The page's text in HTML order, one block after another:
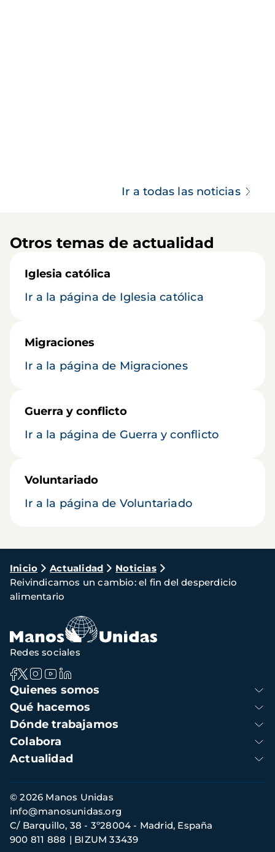
Ir a todas las noticias
Otros temas de actualidad
Iglesia católica
Ir a la página de Iglesia católica
Migraciones
Ir a la página de Migraciones
Guerra y conflicto
Ir a la página de Guerra y conflicto
Voluntariado
Ir a la página de Voluntariado
Ruta
de
navegación
Inicio Actualidad
Noticias
Reivindicamos un cambio: el fin del desperdicio
alimentario
Navegación
principal
Quienes somos
Qué hacemos
Dónde trabajamos
Colabora
Actualidad
Redes sociales
Información
de
contacto
© 2026 Manos Unidas
C/ Barquillo, 38 - 3º28004 - Madrid, España
900 811 888
BIZUM 33439
info@manosunidas.org